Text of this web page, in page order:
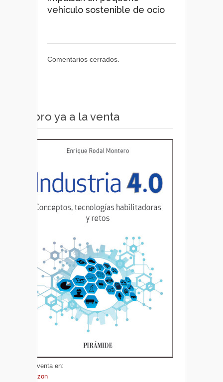
vehículo sostenible de ocio
Comentarios cerrados.
Libro ya a la venta
A la venta en:
Amazon